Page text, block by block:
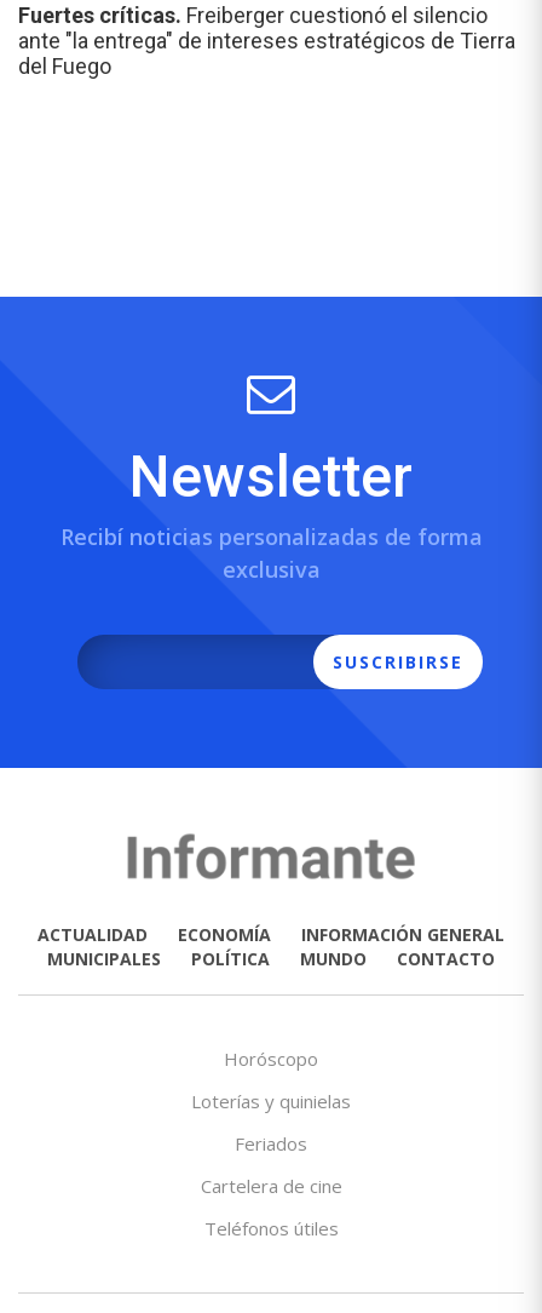
Fuertes críticas. Freiberger cuestionó el silencio
ante "la entrega" de intereses estratégicos de Tierra
del Fuego
Newsletter
Recibí noticias personalizadas de forma
exclusiva
SUSCRIBIRSE
ACTUALIDAD ECONOMÍA
INFORMACIÓN GENERAL
MUNICIPALES
POLÍTICA MUNDO CONTACTO
Horóscopo
Loterías y quinielas
Feriados
Cartelera de cine
Teléfonos útiles